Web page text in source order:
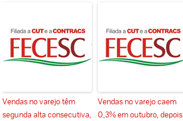
Vendas no varejo têm
segunda alta consecutiva,
Vendas no varejo caem
0,3% em outubro, depois